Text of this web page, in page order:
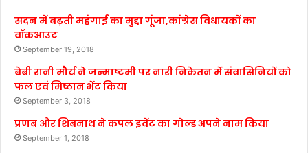
सदन में बढ़ती महंगाई का मुद्दा गूंजा,कांग्रेस विधायकों का
वॉकआउट
September 19, 2018
बेबी रानी मौर्य ने जन्माष्टमी पर नारी निकेतन में संवासिनियों को
फल एवं मिष्ठान भेंट किया
September 3, 2018
प्रणब और शिबनाथ ने कपल इवेंट का गोल्ड अपने नाम किया
September 1, 2018